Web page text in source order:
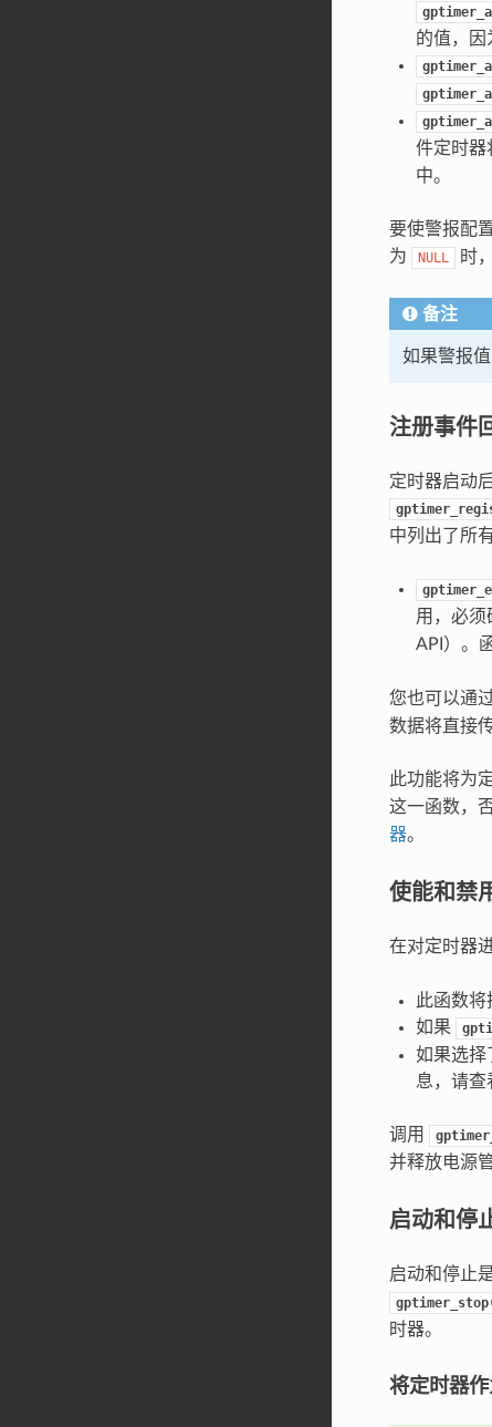
的值，因
件定时器
中。
要使警报配
为
NULL 时
备注
如果警报
注册事件
定时器启动
中列出了所
用，必须
API）。
您也可以通
数据将直接
此功能将为
这一函数，
器。
使能和禁
在对定时器
此函数将
如果
如果选择
息，请查
调用
并释放电源
启动和停
启动和停止
时器。
将定时器